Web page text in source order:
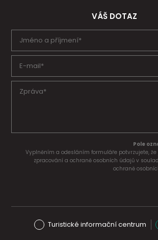
VÁŠ DOTAZ
Pole
Vyplněním a odesláním formuláře potvrzujete,
zpracování a ochraně osobních údajů v
ochraně
Turistické informační centrum